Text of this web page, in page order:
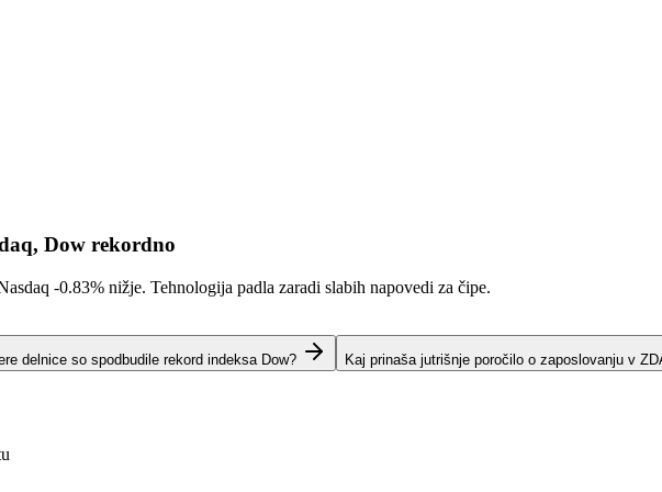
Dow rekordno
-0.83% nižje. Tehnologija padla zaradi slabih napovedi za čipe.
delnice so spodbudile rekord indeksa Dow? Kaj prinaša jutrišnje poročilo o zaposlovanju v